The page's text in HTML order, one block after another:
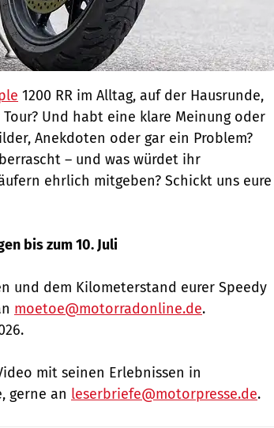
1200 RR im Alltag, auf der Hausrunde,
Und habt eine klare Meinung oder
Anekdoten oder gar ein Problem?
– und was würdet ihr
ehrlich mitgeben? Schickt uns eure
bis zum 10. Juli
und dem Kilometerstand eurer Speedy
moetoe@motorradonline.de.
mit seinen Erlebnissen in
gerne an leserbriefe@motorpresse.de.